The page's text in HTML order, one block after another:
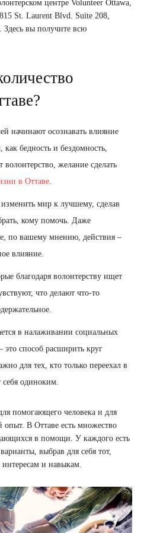
центре Volunteer Ottawa,
St. Laurent Blvd. Suite 208,
Здесь вы получите всю
начинают осознавать влияние
бедность и бездомность,
желание сделать
в Оттаве
мир к лучшему, сделав
кому помочь. Даже
по вашему мнению, действия –
влияние.
благодаря волонтерству ищет
что делают что-то
в налаживании социальных
это способ расширить круг
для тех, кто только переехал в
одиноким.
помогающего человека и для
В Оттаве есть множество
в помощи. У каждого есть
выбрав для себя тот,
и навыкам.